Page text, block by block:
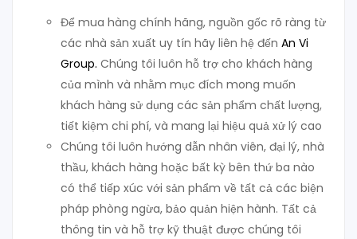
Để mua hàng chính hãng, nguồn gốc rõ ràng từ
các nhà sản xuất uy tín hãy liên hệ đến An Vi
Group. Chúng tôi luôn hỗ trợ cho khách hàng
của mình và nhằm mục đích mong muốn
khách hàng sử dụng các sản phẩm chất lượng,
tiết kiệm chi phí, và mang lại hiệu quả xử lý cao
Chúng tôi luôn hướng dẫn nhân viên, đại lý, nhà
thầu, khách hàng hoặc bất kỳ bên thứ ba nào
có thể tiếp xúc với sản phẩm về tất cả các biện
pháp phòng ngừa, bảo quản hiện hành. Tất cả
thông tin và hỗ trợ kỹ thuật được chúng tôi